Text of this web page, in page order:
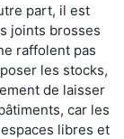
part, il est
joints brosses
raffolent pas
les stocks,
de laisser
car les
libres et